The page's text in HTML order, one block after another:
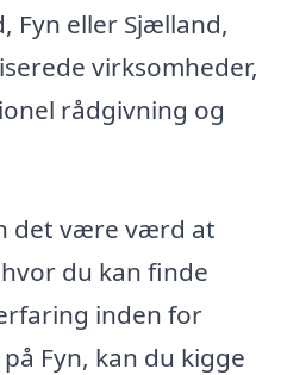
Fyn eller Sjælland,
virksomheder,
rådgivning og
det være værd at
du kan finde
inden for
Fyn, kan du kigge